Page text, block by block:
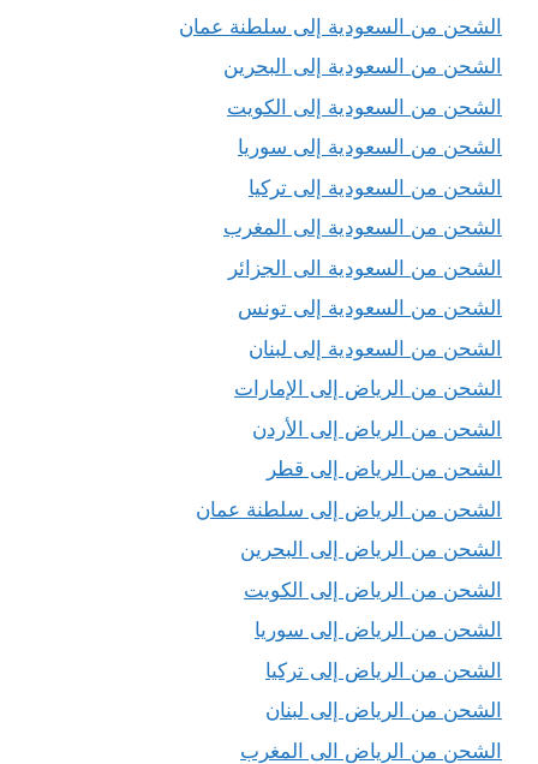
الشحن من السعودية إلى سلطنة عمان
الشحن من السعودية إلى البحرين
الشحن من السعودية إلى الكويت
الشحن من السعودية إلى سوريا
الشحن من السعودية إلى تركيا
الشحن من السعودية إلى المغرب
الشحن من السعودية الى الجزائر
الشحن من السعودية إلى تونس
الشحن من السعودية إلى لبنان
الشحن من الرياض إلى الإمارات
الشحن من الرياض إلى الأردن
الشحن من الرياض إلى قطر
الشحن من الرياض إلى سلطنة عمان
الشحن من الرياض إلى البحرين
الشحن من الرياض إلى الكويت
الشحن من الرياض إلى سوريا
الشحن من الرياض إلى تركيا
الشحن من الرياض إلى لبنان
الشحن من الرياض الى المغرب